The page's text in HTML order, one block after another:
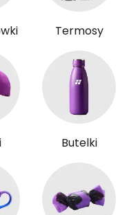
Termosy
Butelki